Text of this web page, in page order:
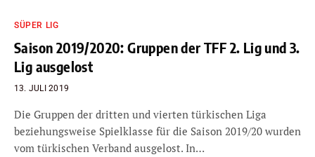
SÜPER LIG
Saison 2019/2020: Gruppen der TFF 2. Lig und 3.
Lig ausgelost
13. JULI 2019
Die Gruppen der dritten und vierten türkischen Liga
beziehungsweise Spielklasse für die Saison 2019/20 wurden
vom türkischen Verband ausgelost. In…